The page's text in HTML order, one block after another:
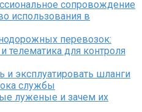
сопровождение
использования в
перевозок:
телематика для контроля
и эксплуатировать шланги
службы
луженые и зачем их